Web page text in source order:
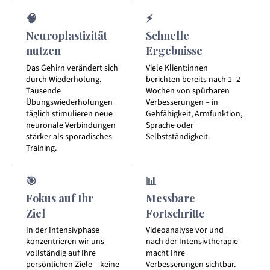
🧠
Neuroplastizität
nutzen
Das Gehirn verändert sich
durch Wiederholung.
Tausende
Übungswiederholungen
täglich stimulieren neue
neuronale Verbindungen
stärker als sporadisches
Training.
⚡
Schnelle
Ergebnisse
Viele Klient:innen
berichten bereits nach 1–2
Wochen von spürbaren
Verbesserungen – in
Gehfähigkeit, Armfunktion,
Sprache oder
Selbstständigkeit.
🎯
Fokus auf Ihr
Ziel
In der Intensivphase
konzentrieren wir uns
vollständig auf Ihre
persönlichen Ziele – keine
📊
Messbare
Fortschritte
Videoanalyse vor und
nach der Intensivtherapie
macht Ihre
Verbesserungen sichtbar.